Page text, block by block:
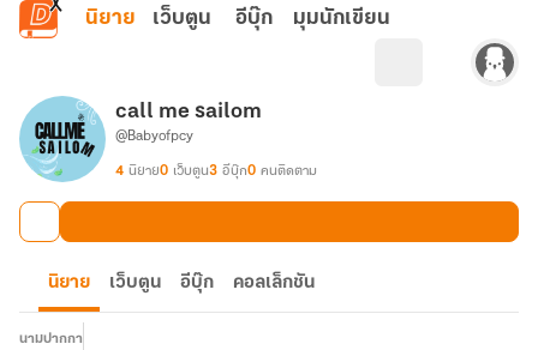
ข้ามไปยังเนื้อหาหลัก
นิยาย เว็บตูน อีบุ๊ก มุมนักเขียน
call me sailom
@Babyofpcy
4 นิยาย0 เว็บตูน3 อีบุ๊ก0 คนติดตาม
นิยาย เว็บตูน อีบุ๊ก คอลเล็กชัน
นามปากกา